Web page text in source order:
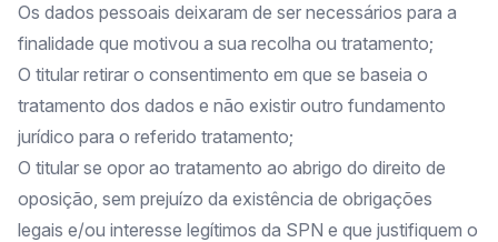
Os dados pessoais deixaram de ser necessários para a
finalidade que motivou a sua recolha ou tratamento;
O titular retirar o consentimento em que se baseia o
tratamento dos dados e não existir outro fundamento
jurídico para o referido tratamento;
O titular se opor ao tratamento ao abrigo do direito de
oposição, sem prejuízo da existência de obrigações
legais e/ou interesse legítimos da SPN e que justifiquem o